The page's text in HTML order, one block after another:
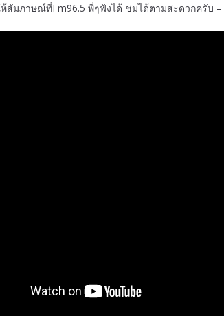
สัมภาษณ์ที่Fm96.5 พี่ๆฟังได้ ชมได้ตามสะดวกครับ